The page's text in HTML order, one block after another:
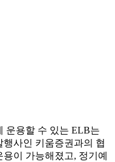
운용할 수 있는 ELB는
사인 키움증권과의 협
이 가능해졌고, 정기예